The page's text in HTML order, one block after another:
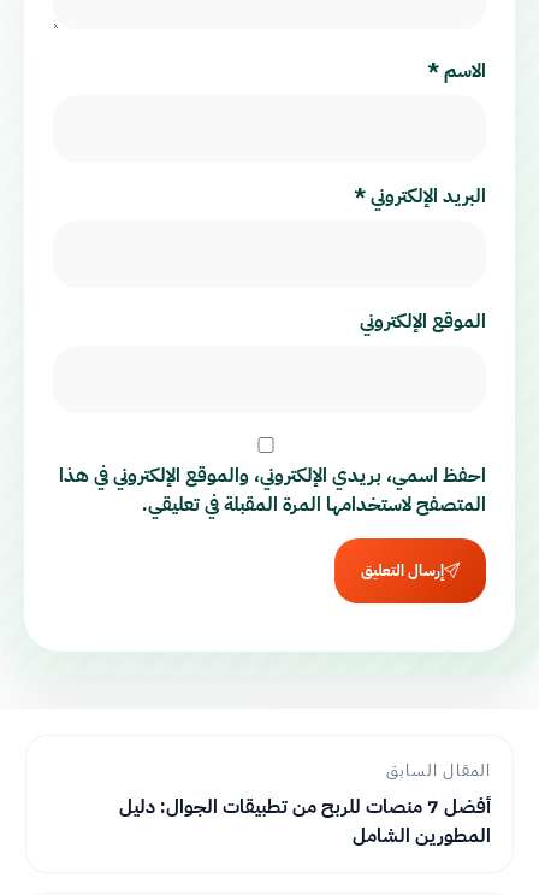
الاسم*
البريد الإلكتروني*
الموقع الإلكتروني
احفظ اسمي، بريدي الإلكتروني، والموقع الإلكتروني في هذا
المتصفح لاستخدامها المرة المقبلة في تعليقي.
إرسال التعليق
المقال السابق
أفضل 7 منصات للربح من تطبيقات الجوال: دليل
المطورين الشامل